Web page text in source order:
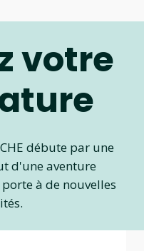
votre
débute par une
d'une aventure
à de nouvelles